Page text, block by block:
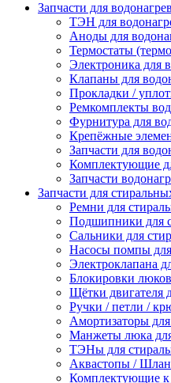
Запчасти для
ТЭН для
Аноды для
Термостаты
Электроника для
Клапаны для
Прокладки /
Ремкомплекты
Фурнитура для
Крепёжные
Запчасти для
Комплектующие
Запчасти
Запчасти для
Ремни для
Подшипники для
Сальники для
Насосы помпы
Электроклапана
Блокировки
Щётки двигателя
Ручки / петли /
Амортизаторы
Манжеты люка
ТЭНы для
Аквастопы /
Комплектующие к